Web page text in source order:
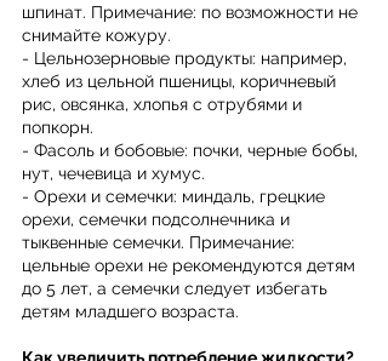
шпинат. Примечание: по возможности не
снимайте кожуру.
- Цельнозерновые продукты: например,
хлеб из цельной пшеницы, коричневый
рис, овсянка, хлопья с отрубями и
попкорн.
- Фасоль и бобовые: почки, черные бобы,
нут, чечевица и хумус.
- Орехи и семечки: миндаль, грецкие
орехи, семечки подсолнечника и
тыквенные семечки. Примечание:
цельные орехи не рекомендуются детям
до 5 лет, а семечки следует избегать
детям младшего возраста.